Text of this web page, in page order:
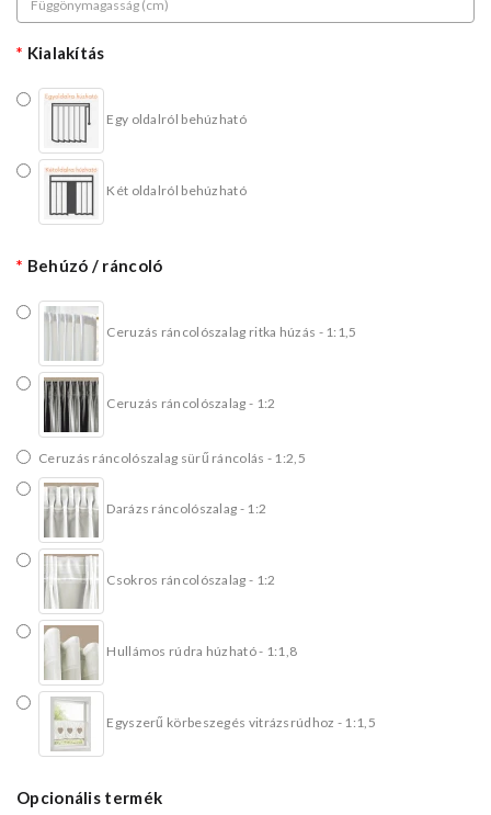
Kialakítás
Egy oldalról behúzható
Két oldalról behúzható
Behúzó / ráncoló
Ceruzás ráncolószalag ritka húzás - 1:1,5
Ceruzás ráncolószalag - 1:2
Ceruzás ráncolószalag sürű ráncolás - 1:2,5
Darázs ráncolószalag - 1:2
Csokros ráncolószalag - 1:2
Hullámos rúdra húzható - 1:1,8
Egyszerű körbeszegés vitrázsrúdhoz - 1:1,5
Opcionális termék